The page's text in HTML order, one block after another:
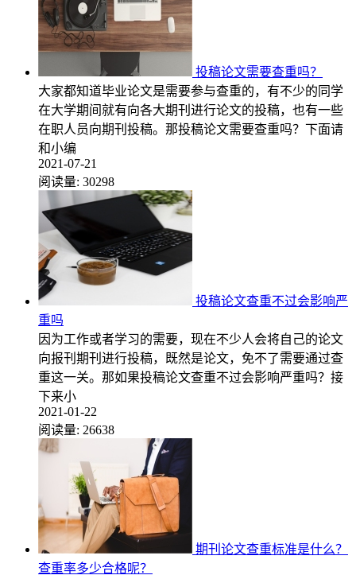
投稿论文需要查重吗？
大家都知道毕业论文是需要参与查重的，有不少的同学
在大学期间就有向各大期刊进行论文的投稿，也有一些
在职人员向期刊投稿。那投稿论文需要查重吗？下面请
和小编
2021-07-21
阅读量: 30298
投稿论文查重不过会影响严
重吗
因为工作或者学习的需要，现在不少人会将自己的论文
向报刊期刊进行投稿，既然是论文，免不了需要通过查
重这一关。那如果投稿论文查重不过会影响严重吗？接
下来小
2021-01-22
阅读量: 26638
期刊论文查重标准是什么？
查重率多少合格呢？